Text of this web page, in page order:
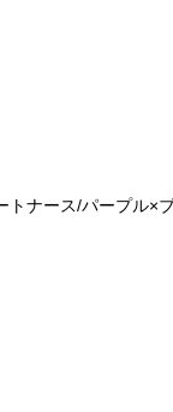
トナース/パープル×ブ